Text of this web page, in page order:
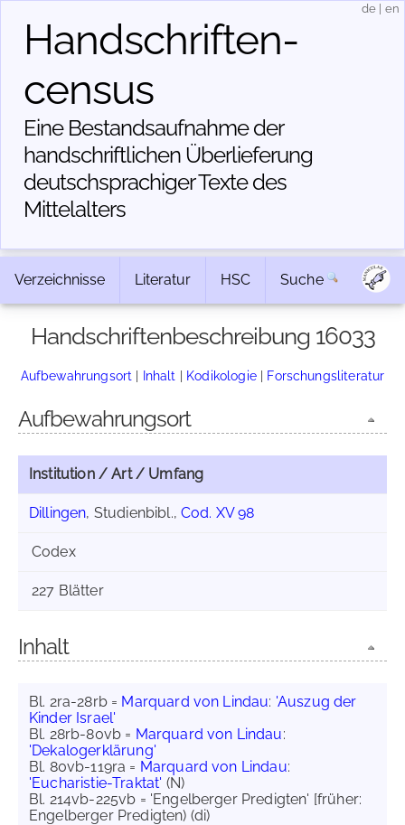
Handschriften­
census
Eine Bestandsaufnahme der
handschriftlichen Über­lieferung
deutschsprachiger Texte des
Mittelalters
de en
Verzeichnisse Literatur HSC Suche
Handschriftenbeschreibung 16033
Aufbewahrungsort | Inhalt | Kodikologie| Forschungsliteratur
Aufbewahrungsort
Institution / Art / Umfang
Dillingen, Studienbibl.,Cod. XV 98
Codex
227 Blätter
Inhalt
Bl. 2ra-28rb = Marquard von Lindau: 'Auszug der
Kinder Israel'
Bl. 28rb-80vb = Marquard von Lindau:
'Dekalogerklärung'
Bl. 80vb-119ra = Marquard von Lindau:
'Eucharistie-Traktat' (N)
Bl. 214vb-225vb = 'Engelberger Predigten' [früher:
Engelberger Predigten) (di)